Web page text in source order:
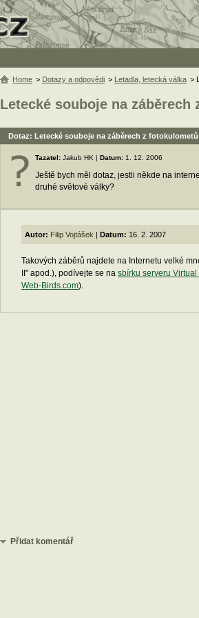
Letecké souboje na záběrech
Dotaz: Letecké souboje na záběrech z fotokulometů
Tazatel: Jakub HK | Datum: 1. 12. 2006
Ještě bych měl dotaz, jestli někde na
druhé světové války?
Autor: Filip Vojtášek | Datum: 16. 2. 2007
Takových záběrů najdete na Internetu velké
II" apod.), podívejte se na sbírku serveru Virtual
Web-Birds.com).
Home > Dotazy a odpovědi > Letadla, letecká válka >
Přidat komentář